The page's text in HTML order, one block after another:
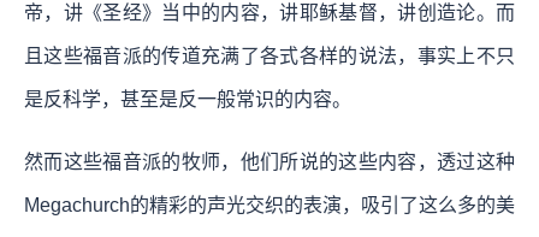
帝，讲《圣经》当中的内容，讲耶稣基督，讲创造论。而
且这些福音派的传道充满了各式各样的说法，事实上不只
是反科学，甚至是反一般常识的内容。
然而这些福音派的牧师，他们所说的这些内容，透过这种
Megachurch的精彩的声光交织的表演，吸引了这么多的美